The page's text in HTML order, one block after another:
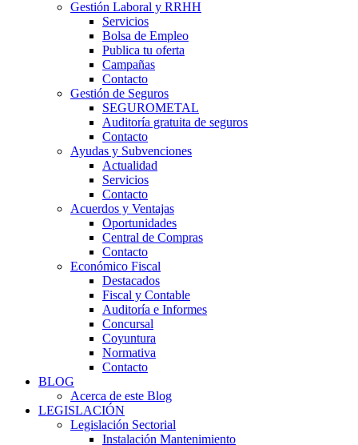
Gestión Laboral y RRHH
Servicios
Bolsa de Empleo
Publica tu oferta
Campañas
Contacto
Gestión de Seguros
SEGUROMETAL
Auditoría gratuita de seguros
Contacto
Ayudas y Subvenciones
Actualidad
Servicios
Contacto
Acuerdos y Ventajas
Oportunidades
Central de Compras
Contacto
Económico Fiscal
Destacados
Fiscal y Contable
Auditoría e Informes
Concursal
Coyuntura
Normativa
Contacto
BLOG
Acerca de este Blog
LEGISLACIÓN
Legislación Sectorial
Instalación Mantenimiento